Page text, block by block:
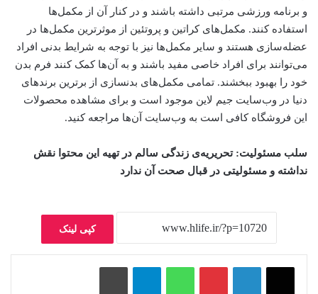
و برنامه ورزشی مرتبی داشته باشند و در کنار آن از مکمل‌ها
استفاده کنند. مکمل‌های کراتین و پروتئین از موثرترین مکمل‌ها در
عضله‌سازی هستند و سایر مکمل‌ها نیز با توجه به شرایط بدنی افراد‌
می‌توانند برای افراد خاصی مفید باشند و به آن‌ها کمک کنند فرم بدن
خود را بهبود ببخشند. تمامی مکمل‌های بدنسازی از برترین برندهای
دنیا در وب‌سایت جیم لاین موجود است و برای مشاهده محصولات
این فروشگاه کافی است به وب‌سایت آن‌ها مراجعه کنید.
سلب‌ مسئولیت: تحریریه‌ی زندگی سالم در تهیه‌ این محتوا نقش
نداشته و مسئولیتی در قبال صحت آن ندارد
کپی لینک
پینتریستواتس آپ تلگرام چاپ